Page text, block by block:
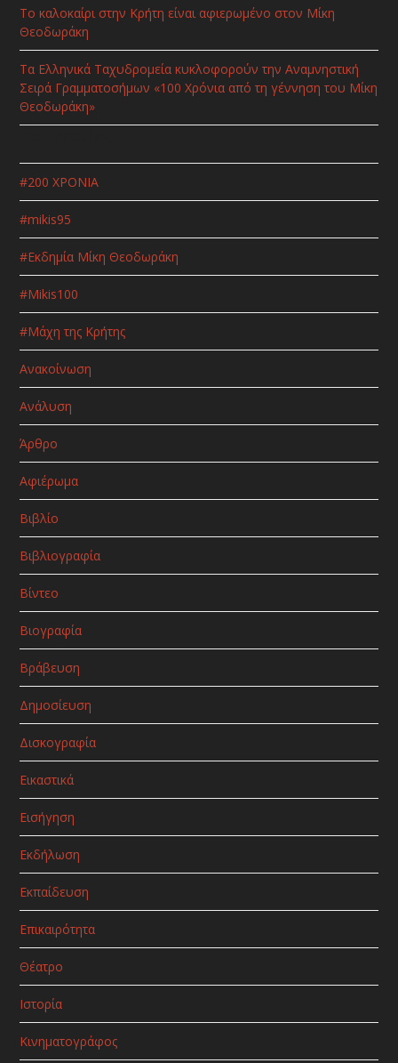
Το καλοκαίρι στην Κρήτη είναι αφιερωμένο στον Μίκη
Θεοδωράκη
Τα Ελληνικά Ταχυδρομεία κυκλοφορούν την Αναμνηστική
Σειρά Γραμματοσήμων «100 Χρόνια από τη γέννηση του Μίκη
Θεοδωράκη»
#200 ΧΡΟΝΙΑ
#mikis95
#Εκδημία Μίκη Θεοδωράκη
#Μikis100
#Μάχη της Κρήτης
Ανακοίνωση
Ανάλυση
Άρθρο
Αφιέρωμα
Βιβλίο
Βιβλιογραφία
Βίντεο
Βιογραφία
Βράβευση
Δημοσίευση
Δισκογραφία
Εικαστικά
Εισήγηση
Εκδήλωση
Εκπαίδευση
Επικαιρότητα
Θέατρο
Ιστορία
Κινηματογράφος